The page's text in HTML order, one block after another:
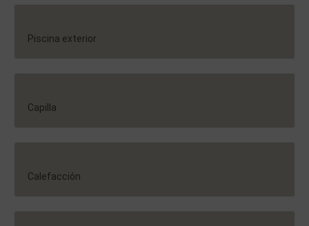
Piscina exterior
Capilla
Calefacción